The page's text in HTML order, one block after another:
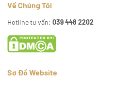
Về Chúng Tôi
Hotline tư vấn: 039 448 2202
Sơ Đồ Website